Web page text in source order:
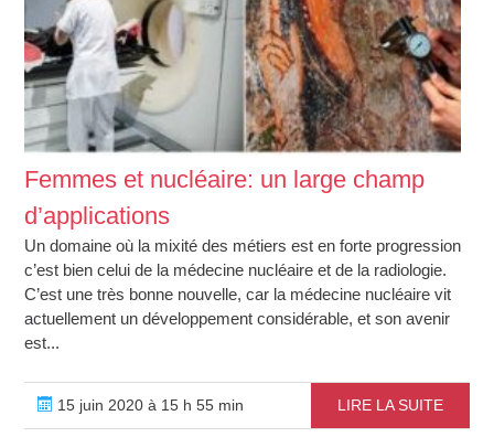
Femmes et nucléaire: un large champ
d’applications
Un domaine où la mixité des métiers est en forte progression
c’est bien celui de la médecine nucléaire et de la radiologie.
C’est une très bonne nouvelle, car la médecine nucléaire vit
actuellement un développement considérable, et son avenir
est...
15 juin 2020 à 15 h 55 min LIRE LA SUITE